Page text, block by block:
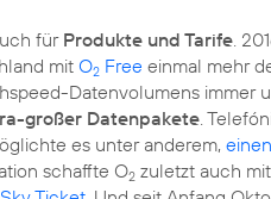
für Produkte und Tarife .
mit O2 Free einmal mehr
Datenvolumens immer
großer Datenpakete .
es unter anderem,
schaffte O2 zuletzt auch mit